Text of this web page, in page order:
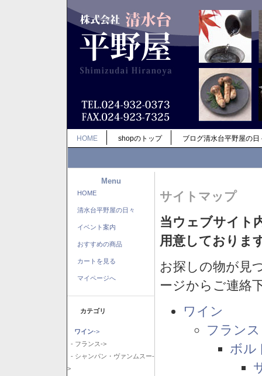
HOME shopのトップ ブログ清水台平野屋の日
Menu
HOME
清水台平野屋の日々
イベント案内
おすすめの商品
カートを見る
マイページへ
カテゴリ
ワイン->
- フランス->
- シャンパン・ヴァンムスー-
>
サイトマップ
当ウェブサイト
用意しておりま
お探しの物が見
ージからご連絡
ワイン
フランス
ボル